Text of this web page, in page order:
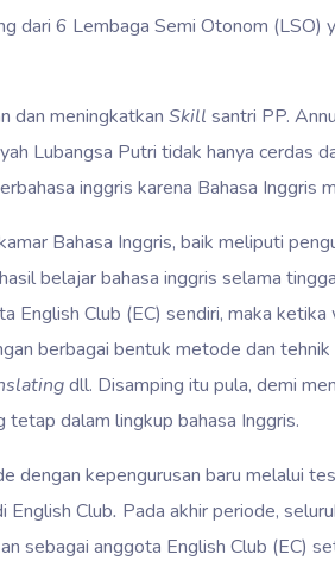
dari 6 Lembaga Semi Otonom (LSO)
dan meningkatkanSkill santri PP.
Lubangsa Putri tidak hanya cerdas
inggris karena Bahasa Inggris
Bahasa Inggris, baik meliputi
belajar bahasa inggris selama
English Club (EC) sendiri, maka
berbagai bentuk metode dan
dll. Disamping itu pula, demi
tetap dalam lingkup bahasa Inggris.
dengan kepengurusan baru melalui
English Club. Pada akhir periode,
sebagai anggota English Club (EC)